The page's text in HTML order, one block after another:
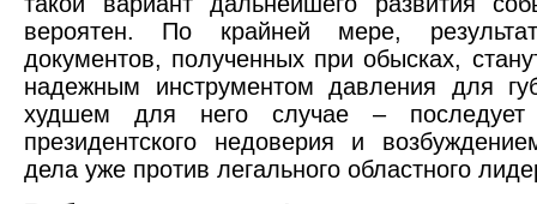
вероятен. По крайней мере,
документов, полученных при обысках,
надежным инструментом давления для
худшем для него случае – последует
президентского недоверия и
дела уже против легального областного